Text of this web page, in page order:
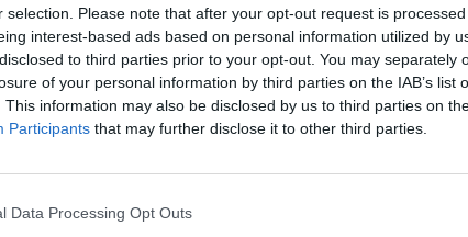
selection. Please note that after your opt-out request is
interest-based ads based on personal information utilized by
to third parties prior to your opt-out. You may separately
of your personal information by third parties on the IAB’s list
This information may also be disclosed by us to third parties on
Participants that may further disclose it to other third parties.
Data Processing Opt Outs
Lourosa)